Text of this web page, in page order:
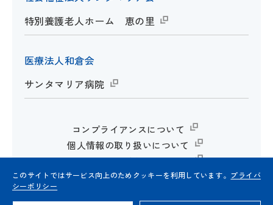
特別養護老人ホーム 恵の里
医療法人和倉会
サンタマリア病院
コンプライアンスについて
個人情報の取り扱いについて
Webサイトのご利用について
このサイトではサービス向上のためクッキーを利用しています。 プライバ
シーポリシー